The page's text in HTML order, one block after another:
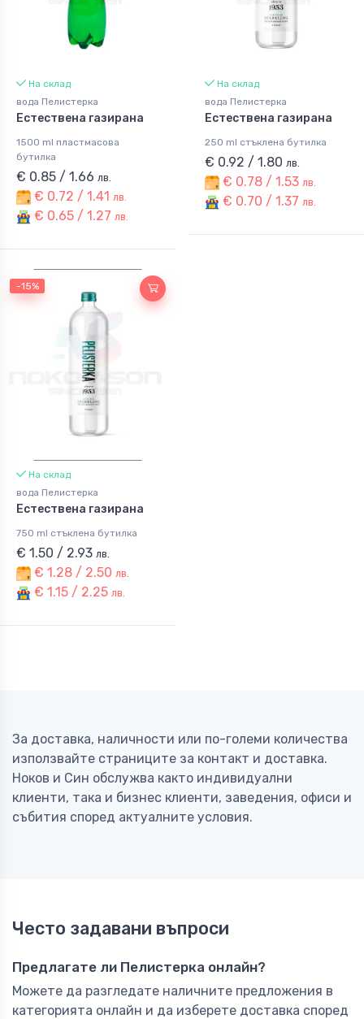
На склад
вода Пелистерка
Естествена газирана
1500 ml пластмасова
бутилка
€ 0.85 / 1.66 лв.
€ 0.72 / 1.41 лв.
€ 0.65 / 1.27 лв.
На склад
вода Пелистерка
Естествена газирана
250 ml стъклена бутилка
€ 0.92 / 1.80 лв.
€ 0.78 / 1.53 лв.
€ 0.70 / 1.37 лв.
-15%
На склад
вода Пелистерка
Естествена газирана
750 ml стъклена бутилка
€ 1.50 / 2.93 лв.
€ 1.28 / 2.50 лв.
€ 1.15 / 2.25 лв.
За доставка, наличности или по-големи количества
използвайте страниците за контакт и доставка.
Ноков и Син обслужва както индивидуални
клиенти, така и бизнес клиенти, заведения, офиси и
събития според актуалните условия.
Често задавани въпроси
Предлагате ли Пелистерка онлайн?
Можете да разгледате наличните предложения в
категорията онлайн и да изберете доставка според